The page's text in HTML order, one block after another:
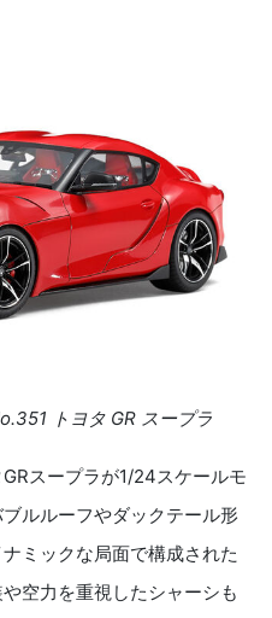
トヨタ GR スープラ
スープラが1/24スケールモ
ルルーフやダックテール形
ミックな局面で構成された
空力を重視したシャーシも